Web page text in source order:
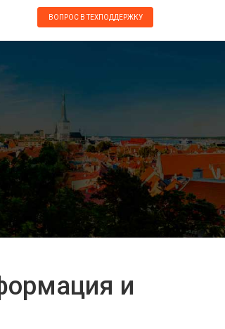
ВОПРОС В ТЕХПОДДЕРЖКУ
и